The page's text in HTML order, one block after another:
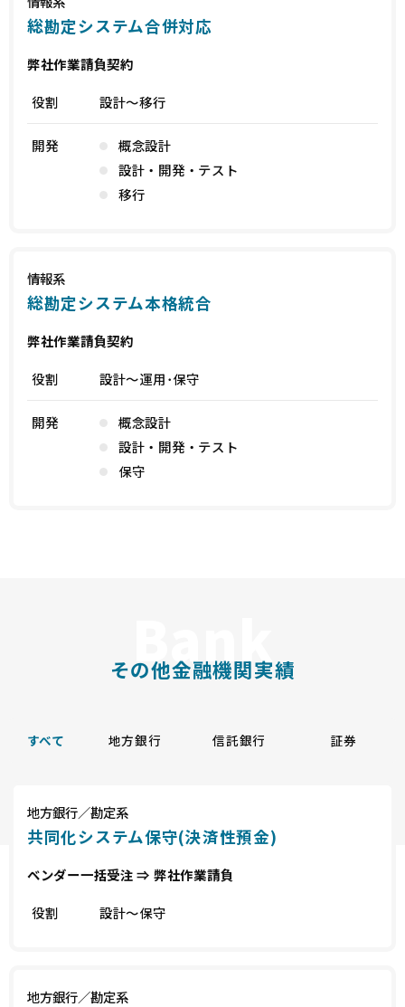
総勘定システム合併対応
弊社作業請負契約
役割
設計～移行
開発
概念設計
設計・開発・テスト
移行
情報系
総勘定システム本格統合
弊社作業請負契約
役割
設計～運用･保守
開発
概念設計
設計・開発・テスト
保守
その他金融機関実績
すべて 地方銀行 信託銀行 証券
地方銀行／勘定系
共同化システム保守(決済性預金)
ベンダー一括受注 ⇒ 弊社作業請負
役割
設計～保守
地方銀行／勘定系